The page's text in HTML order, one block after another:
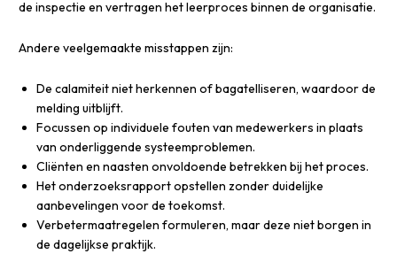
de inspectie en vertragen het leerproces binnen de organisatie.
Andere veelgemaakte misstappen zijn:
De calamiteit niet herkennen of bagatelliseren, waardoor de
melding uitblijft.
Focussen op individuele fouten van medewerkers in plaats
van onderliggende systeemproblemen.
Cliënten en naasten onvoldoende betrekken bij het proces.
Het onderzoeksrapport opstellen zonder duidelijke
aanbevelingen voor de toekomst.
Verbetermaatregelen formuleren, maar deze niet borgen in
de dagelijkse praktijk.